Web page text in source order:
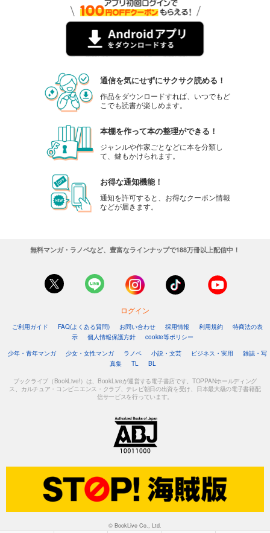
通信を気にせずにサクサク読める！
作品をダウンロードすれば、いつでもど
こでも読書が楽しめます。
本棚を作って本の整理ができる！
ジャンルや作家ごとなどに本を分類し
て、鍵もかけられます。
お得な通知機能！
通知を許可すると、お得なクーポン情報
などが届きます。
無料マンガ・ラノベなど、豊富なラインナップで188万冊以上配信中！
ログイン
ご利用ガイド FAQ(よくある質問) お問い合わせ 採用情報 利用規約
特商法の表
示
個人情報保護方針
cookie等ポリシー
少年・青年マンガ
少女・女性マンガ ラノベ 小説・文芸 ビジネス・実用
雑誌・写
真集
TL BL
ブックライブ（BookLive!）は、BookLiveが運営する電子書店です。TOPPANホールディング
ス、カルチュア・コンビニエンス・クラブ、テレビ朝日の出資を受け、日本最大級の電子書籍配
信サービスを行っています。
© BookLive Co., Ltd.